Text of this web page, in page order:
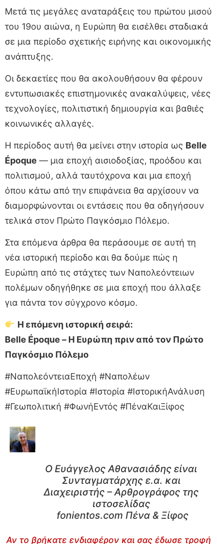
Μετά τις μεγάλες αναταράξεις του πρώτου μισού
του 19ου αιώνα, η Ευρώπη θα εισέλθει σταδιακά
σε μια περίοδο σχετικής ειρήνης και οικονομικής
ανάπτυξης.
Οι δεκαετίες που θα ακολουθήσουν θα φέρουν
εντυπωσιακές επιστημονικές ανακαλύψεις, νέες
τεχνολογίες, πολιτιστική δημιουργία και βαθιές
κοινωνικές αλλαγές.
Η περίοδος αυτή θα μείνει στην ιστορία ως Belle
Époque — μια εποχή αισιοδοξίας, προόδου και
πολιτισμού, αλλά ταυτόχρονα και μια εποχή
όπου κάτω από την επιφάνεια θα αρχίσουν να
διαμορφώνονται οι εντάσεις που θα οδηγήσουν
τελικά στον Πρώτο Παγκόσμιο Πόλεμο.
Στα επόμενα άρθρα θα περάσουμε σε αυτή τη
νέα ιστορική περίοδο και θα δούμε πώς η
Ευρώπη από τις στάχτες των Ναπολεόντειων
πολέμων οδηγήθηκε σε μια εποχή που άλλαξε
για πάντα τον σύγχρονο κόσμο.
Η επόμενη ιστορική σειρά:
Belle Époque – Η Ευρώπη πριν από τον Πρώτο
Παγκόσμιο Πόλεμο
#ΝαπολεόντειαΕποχή #Ναπολέων
#ΕυρωπαϊκήΙστορία #Ιστορία #ΙστορικήΑνάλυση
#Γεωπολιτική #ΦωνήΕντός #ΠέναΚαιΞίφος
Ο Ευάγγελος Αθανασιάδης είναι
Συνταγματάρχης ε.α. και
Διαχειριστής – Αρθρογράφος της
ιστοσελίδας
fonientos.com Πένα & Ξίφος
Αν το βρήκατε ενδιαφέρον και σας έδωσε τροφή